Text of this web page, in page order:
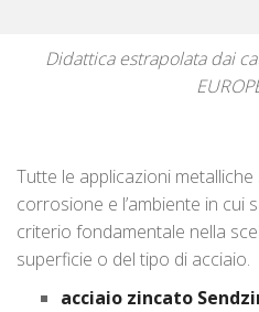
Didattica estrapolata dai
Tutte le applicazioni
corrosione e l’ambiente in cui
criterio fondamentale nella
superficie o del tipo di acciaio.
acciaio zincato